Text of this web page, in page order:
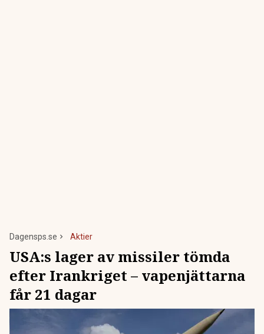
Dagensps.se Aktier
USA:s lager av missiler tömda
efter Irankriget – vapenjättarna
får 21 dagar